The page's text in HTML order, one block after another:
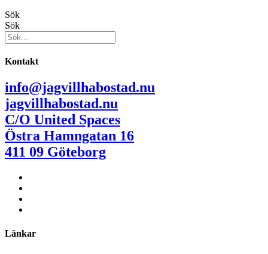
Sök
Sök
Kontakt
info@jagvillhabostad.nu
jagvillhabostad.nu
C/O United Spaces
Östra Hamngatan 16
411 09 Göteborg
Länkar